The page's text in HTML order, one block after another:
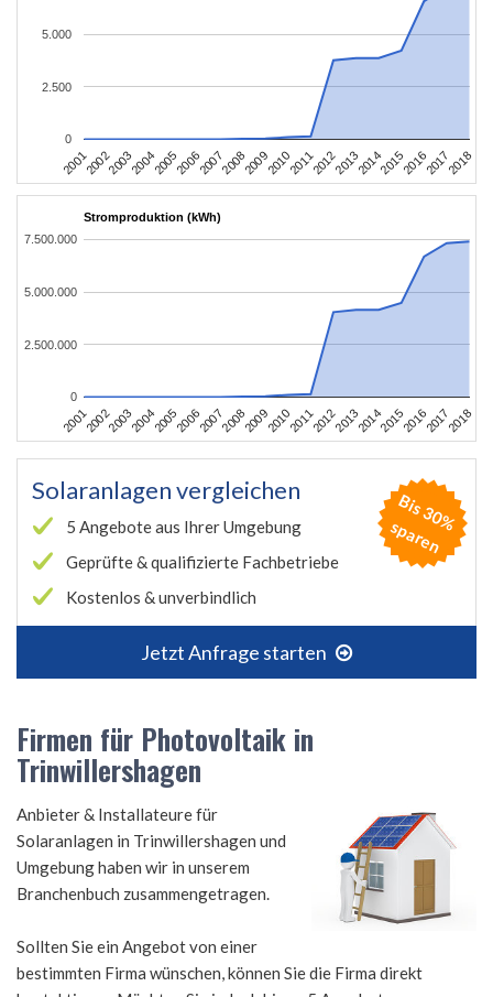
200120022003200420052006200720082009201020112012201320142015201620172018
0
2.500
5.000
Stromproduktion (kWh)
200120022003200420052006200720082009201020112012201320142015201620172018
0
2.500.000
5.000.000
7.500.000
Solaranlagen vergleichen
5 Angebote aus Ihrer Umgebung
Geprüfte & qualifizierte Fachbetriebe
Kostenlos & unverbindlich
Jetzt Anfrage starten
B
is
3
0
%
s
p
a
r
e
n
Firmen für Photovoltaik in
Trinwillershagen
Anbieter & Installateure für
Solaranlagen in Trinwillershagen und
Umgebung haben wir in unserem
Branchenbuch zusammengetragen.
Sollten Sie ein Angebot von einer
bestimmten Firma wünschen, können Sie die Firma direkt